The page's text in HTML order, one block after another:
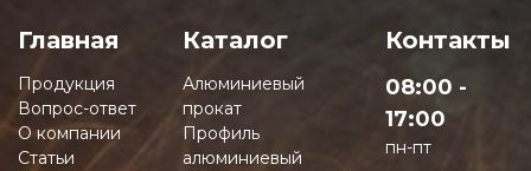
Главная
Продукция
Вопрос-ответ
О компании
Статьи
Каталог
Алюминиевый
прокат
Профиль
алюминиевый
Контакты
08:00 -
17:00
пн-пт